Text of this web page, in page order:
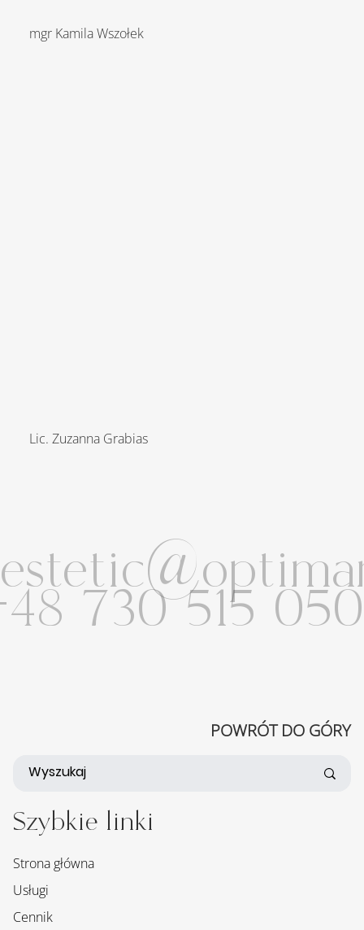
mgr Kamila Wszołek
Lic. Zuzanna Grabias
730 515 050
Szybkie linki
Strona główna
Usługi
Cennik
POWRÓT DO GÓRY